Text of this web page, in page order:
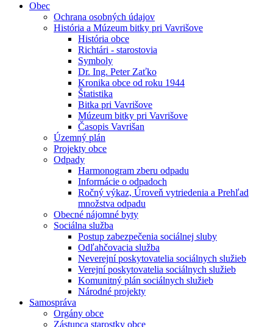
Obec
Ochrana osobných údajov
História a Múzeum bitky pri Vavrišove
História obce
Richtári - starostovia
Symboly
Dr. Ing. Peter Zaťko
Kronika obce od roku 1944
Štatistika
Bitka pri Vavrišove
Múzeum bitky pri Vavrišove
Časopis Vavrišan
Územný plán
Projekty obce
Odpady
Harmonogram zberu odpadu
Informácie o odpadoch
Ročný výkaz, Úroveň vytriedenia a Prehľad
množstva odpadu
Obecné nájomné byty
Sociálna služba
Postup zabezpečenia sociálnej sluby
Odľahčovacia služba
Neverejní poskytovatelia sociálnych služieb
Verejní poskytovatelia sociálnych služieb
Komunitný plán sociálnych služieb
Národné projekty
Samospráva
Orgány obce
Zástupca starostky obce